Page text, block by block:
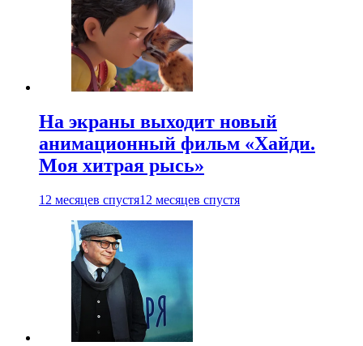
На экраны выходит новый
анимационный фильм «Хайди.
Моя хитрая рысь»
12 месяцев спустя12 месяцев спустя